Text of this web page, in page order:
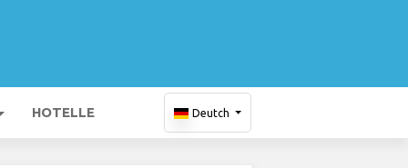
HOTELLE Deutch